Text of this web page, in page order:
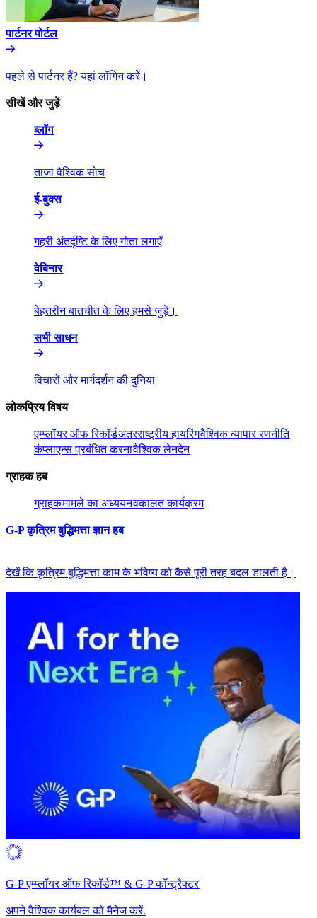
पार्टनर पोर्टल​​
पहले से पार्टनर हैं? यहां लॉगिन करें।​​
सीखें और जुड़ें​​
ब्लॉग​​
ताजा वैश्विक सोच​​
ई-बुक्स​​
गहरी अंतर्दृष्टि के लिए गोता लगाएँ​​
वेबिनार​​
बेहतरीन बातचीत के लिए हमसे जुड़ें।​​
सभी साधन​​
विचारों और मार्गदर्शन की दुनिया​​
लोकप्रिय विषय​​
एम्प्लॉयर ऑफ रिकॉर्ड​​अंतरराष्ट्रीय हायरिंग​​वैश्विक व्यापार रणनीति​​
कंप्लाएन्स प्रबंधित करना​​वैश्विक लेनदेन​​
ग्राहक हब​​
ग्राहक​​मामले का अध्ययन​​वकालत कार्यक्रम​​
G-P कृत्रिम बुद्धिमत्ता ज्ञान हब​​
देखें कि कृत्रिम बुद्धिमत्ता काम के भविष्य को कैसे पूरी तरह बदल डालती है।​​
G-P एम्प्लॉयर ऑफ रिकॉर्ड™ & G-P कॉन्ट्रैक्टर​​
अपने वैश्विक कार्यबल को मैनेज करें.​​